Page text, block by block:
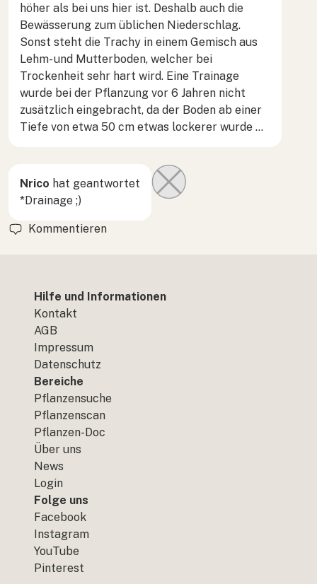
höher als bei uns hier ist. Deshalb auch die
Bewässerung zum üblichen Niederschlag.
Sonst steht die Trachy in einem Gemisch aus
Lehm- und Mutterboden, welcher bei
Trockenheit sehr hart wird. Eine Trainage
wurde bei der Pflanzung vor 6 Jahren nicht
zusätzlich eingebracht, da der Boden ab einer
Tiefe von etwa 50 cm etwas lockerer wurde …
Nrico hat geantwortet
*Drainage ;)
Kommentieren
Hilfe und Informationen
Kontakt
AGB
Impressum
Datenschutz
Bereiche
Pflanzensuche
Pflanzenscan
Pflanzen-Doc
Über uns
News
Login
Folge uns
Facebook
Instagram
YouTube
Pinterest